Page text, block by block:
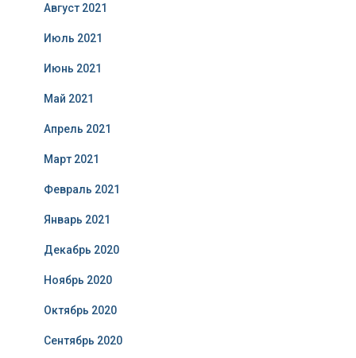
Август 2021
Июль 2021
Июнь 2021
Май 2021
Апрель 2021
Март 2021
Февраль 2021
Январь 2021
Декабрь 2020
Ноябрь 2020
Октябрь 2020
Сентябрь 2020